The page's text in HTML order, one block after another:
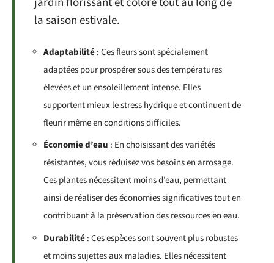
la saison estivale.
Adaptabilité: Ces fleurs sont spécialement
adaptées pour prospérer sous des températures
élevées et un ensoleillement intense. Elles
supportent mieux le stress hydrique et continuent de
fleurir même en conditions difficiles.
Économie d’eau : En choisissant des variétés
résistantes, vous réduisez vos besoins en arrosage.
Ces plantes nécessitent moins d’eau, permettant
ainsi de réaliser des économies significatives tout en
contribuant à la préservation des ressources en eau.
Durabilité: Ces espèces sont souvent plus robustes
et moins sujettes aux maladies. Elles nécessitent